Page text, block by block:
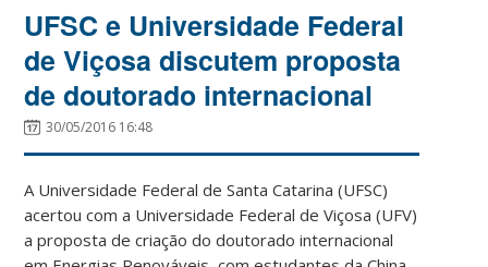
UFSC e Universidade Federal
de Viçosa discutem proposta
de doutorado internacional
30/05/2016 16:48
A Universidade Federal de Santa Catarina (UFSC)
acertou com a Universidade Federal de Viçosa (UFV)
a proposta de criação do doutorado internacional